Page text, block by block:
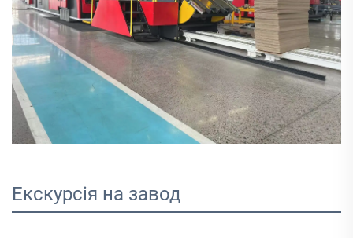
Екскурсія на завод